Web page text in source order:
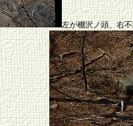
左が棚沢ノ頭、右